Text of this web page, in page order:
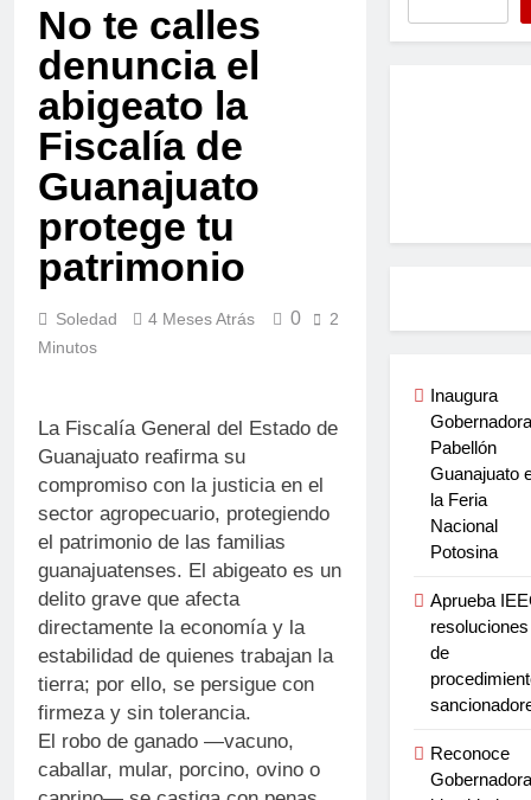
No te calles
denuncia el
abigeato la
Fiscalía de
Guanajuato
protege tu
patrimonio
Soledad 4 Meses Atrás 0
2
Minutos
La Fiscalía General del Estado de
Guanajuato reafirma su
compromiso con la justicia en el
sector agropecuario, protegiendo
el patrimonio de las familias
guanajuatenses. El abigeato es un
delito grave que afecta
directamente la economía y la
estabilidad de quienes trabajan la
tierra; por ello, se persigue con
firmeza y sin tolerancia.
El robo de ganado —vacuno,
caballar, mular, porcino, ovino o
Inaugura
Gobernadora
Pabellón
Guanajuato
la Feria
Nacional
Potosina
Aprueba
resoluciones
de
Reconoce
Gobernadora